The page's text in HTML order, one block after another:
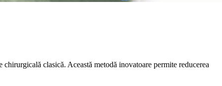
clasică. Această metodă inovatoare permite reducerea